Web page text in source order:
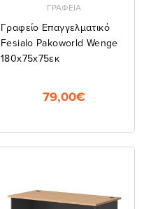
ΓΡΑΦΕΙΑ
Γραφείο Επαγγελματικό
Fesialo Pakoworld Wenge
180x75x75εκ
79,00€